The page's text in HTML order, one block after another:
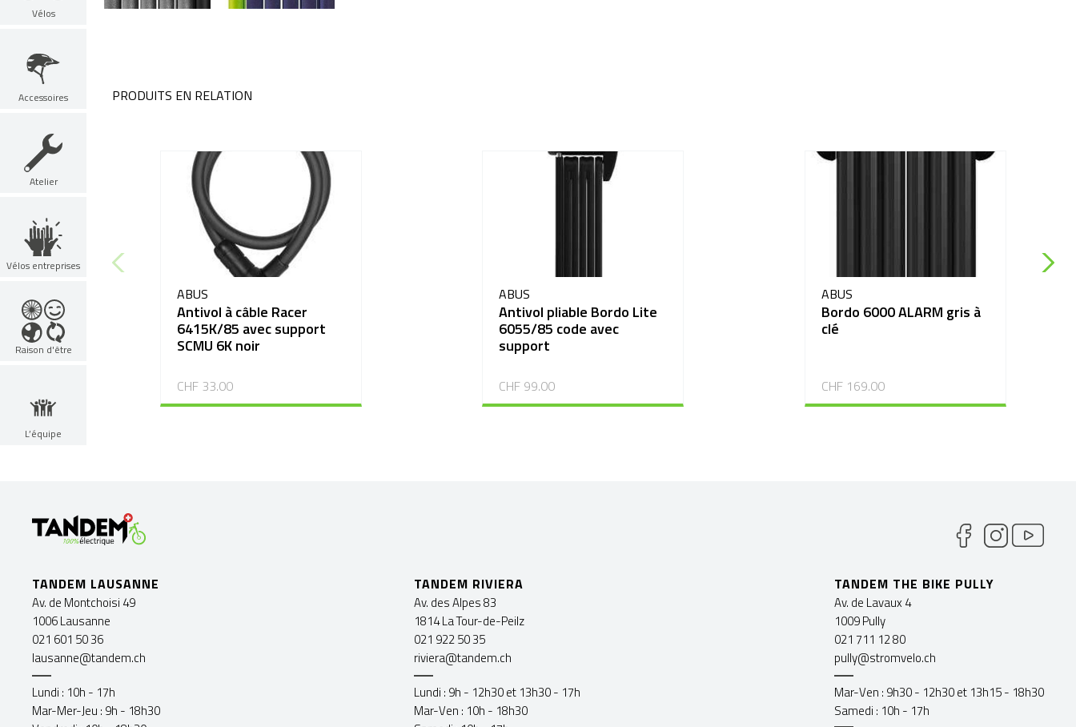
Vélos
Accessoires
Atelier
Vélos entreprises
Raison d'être
L’équipe
PRODUITS EN RELATION
ABUS
Antivol à câble Racer
6415K/85 avec support
SCMU 6K noir
CHF 33.00
ABUS
Antivol pliable Bordo Lite
6055/85 code avec
support
CHF 99.00
ABUS
Bordo 6000 ALARM gris à
clé
CHF 169.00
TANDEM LAUSANNE
Av. de Montchoisi 49
1006 Lausanne
021 601 50 36
lausanne@tandem.ch
Lundi : 10h - 17h
Mar-Mer-Jeu : 9h - 18h30
TANDEM RIVIERA
Av. des Alpes 83
1814 La Tour-de-Peilz
021 922 50 35
riviera@tandem.ch
Lundi : 9h - 12h30 et 13h30 - 17h
Mar-Ven : 10h - 18h30
TANDEM THE BIKE PULLY
Av. de Lavaux 4
1009 Pully
021 711 12 80
pully@stromvelo.ch
Mar-Ven : 9h30 - 12h30 et 13h15 - 18h30
Samedi : 10h - 17h